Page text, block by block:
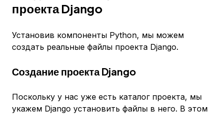
проекта Django
Установив компоненты Python, мы можем
создать реальные файлы проекта Django.
Создание проекта Django
Поскольку у нас уже есть каталог проекта, мы
укажем Django установить файлы в него. В этом